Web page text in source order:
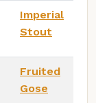
Imperial
Stout
Fruited
Gose